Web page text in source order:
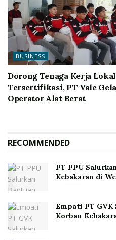
BUSINESS
Dorong Tenaga Kerja
Tersertifikasi, PT Vale
Operator Alat Berat
RECOMMENDED
PT PPU
Kebakaran di
Empati PT
Korban